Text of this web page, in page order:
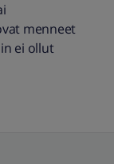
menneet
ei ollut